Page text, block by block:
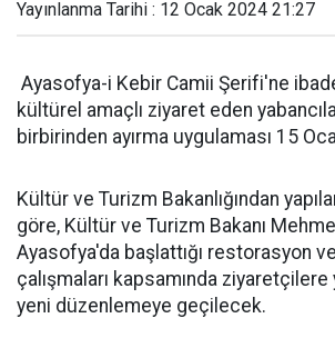
Yayınlanma Tarihi : 12 Ocak 2024 21:27
Ayasofya-i Kebir Camii Şerifi'ne
kültürel amaçlı ziyaret eden
birbirinden ayırma uygulaması 15
Kültür ve Turizm Bakanlığından
göre, Kültür ve Turizm Bakanı
Ayasofya'da başlattığı restorasyon
çalışmaları kapsamında
yeni düzenlemeye geçilecek.